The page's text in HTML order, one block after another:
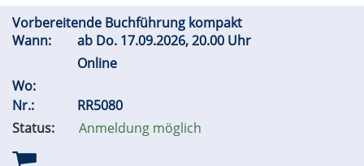
Vorbereitende Buchführung kompakt
Wann:
ab Do. 17.09.2026, 20.00 Uhr
Online
Wo:
Nr.:
RR5080
Status:
Anmeldung möglich